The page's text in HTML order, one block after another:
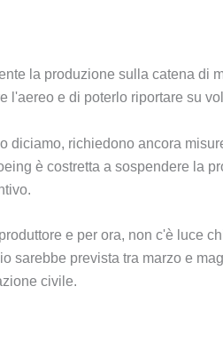
la produzione sulla catena di
l'aereo e di poterlo riportare su
diciamo, richiedono ancora
è costretta a sospendere la
e per ora, non c'è luce
sarebbe prevista tra marzo e
civile.